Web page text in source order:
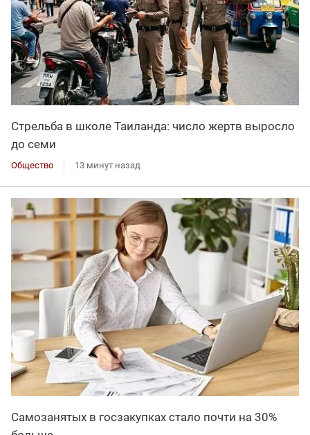
Стрельба в школе Таиланда: число жертв выросло
до семи
Общество 13 минут назад
Самозанятых в госзакупках стало почти на 30%